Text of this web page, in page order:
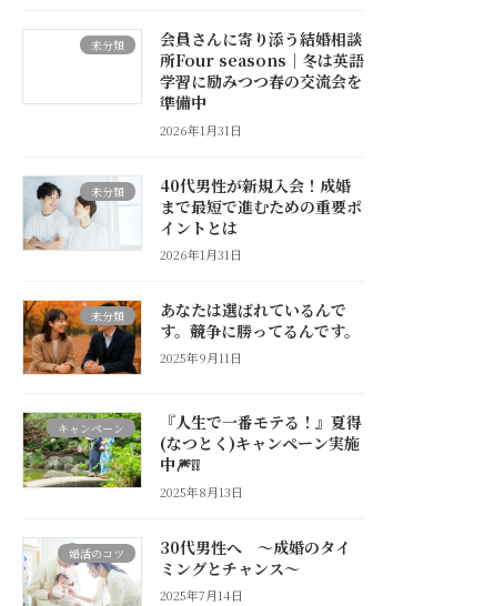
未分類
会員さんに寄り添う結婚相談
所Four seasons｜冬は英語
学習に励みつつ春の交流会を
準備中
2026年1月31日
未分類
40代男性が新規入会！成婚
まで最短で進むための重要ポ
イントとは
2026年1月31日
未分類
あなたは選ばれているんで
す。競争に勝ってるんです。
2025年9月11日
キャンペーン
『人生で一番モテる！』夏得
(なつとく)キャンペーン実施
中🎆❕❕
2025年8月13日
婚活のコツ
30代男性へ ～成婚のタイ
ミングとチャンス～
2025年7月14日